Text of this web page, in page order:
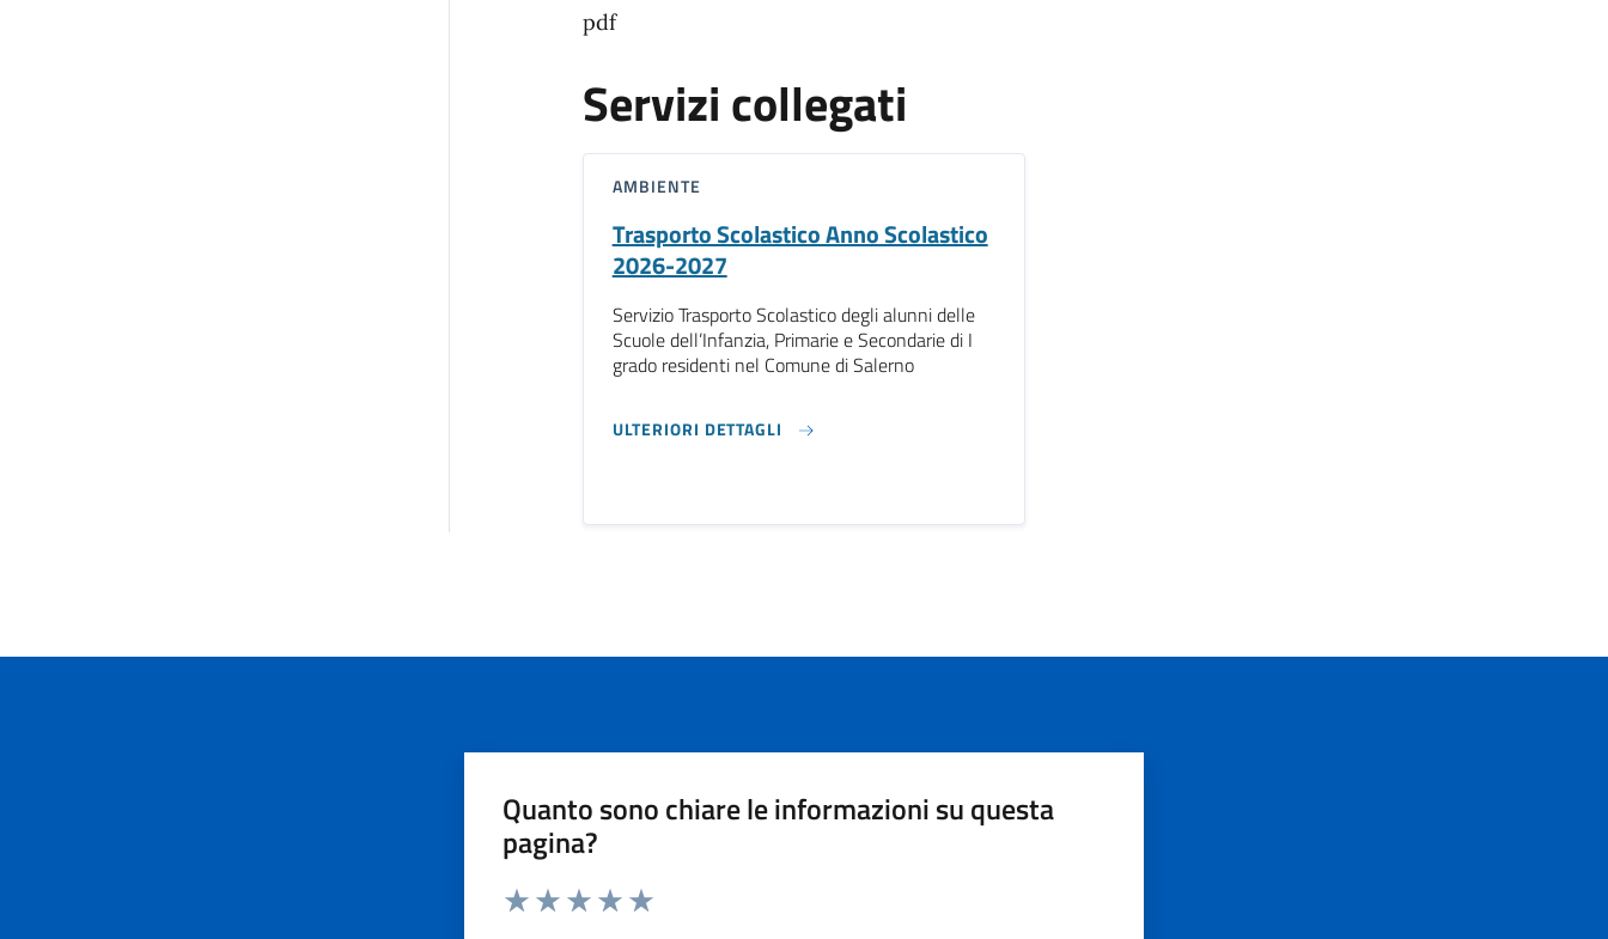
pdf
Servizi collegati
AMBIENTE
Trasporto Scolastico Anno Scolastico
2026-2027
Servizio Trasporto Scolastico degli alunni delle
Scuole dell’Infanzia, Primarie e Secondarie di I
grado residenti nel Comune di Salerno
ULTERIORI DETTAGLI
Quanto sono chiare le informazioni su questa
pagina?
Valuta da 1 a 5 stelle la pagina